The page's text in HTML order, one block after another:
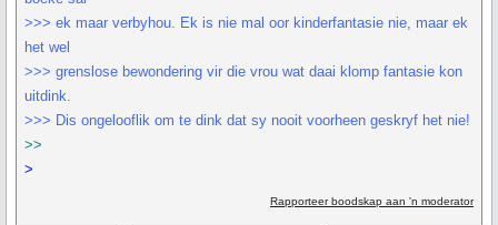
>>> ek maar verbyhou. Ek is nie mal oor kinderfantasie nie, maar ek
het wel
>>> grenslose bewondering vir die vrou wat daai klomp fantasie kon
uitdink.
>>> Dis ongelooflik om te dink dat sy nooit voorheen geskryf het nie!
>>
>
Rapporteer boodskap aan 'n moderator